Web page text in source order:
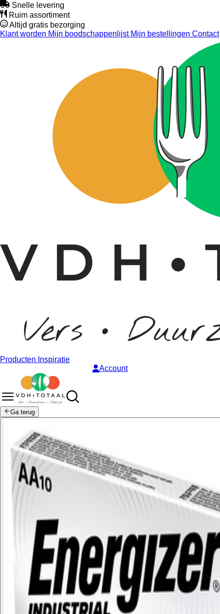
Snelle levering
Ruim assortiment
Altijd gratis bezorging
Klant worden Mijn boodschappenlijstMijn bestellingen Contact
Producten Inspiratie
Account
Ga terug